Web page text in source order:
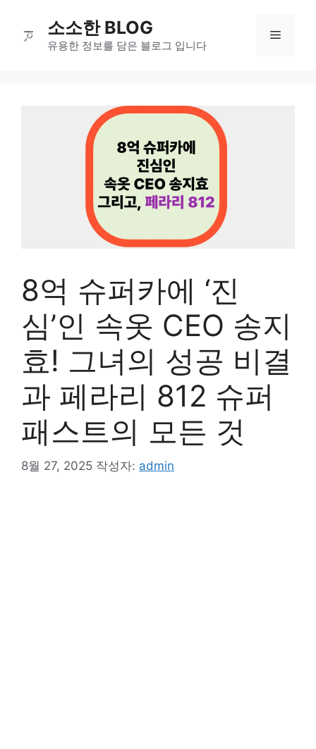
소소한 BLOG
유용한 정보를 담은 블로그 입니다
메
8억 슈퍼카에 ‘진
심’인 속옷 CEO 송지
효! 그녀의 성공 비결
과 페라리 812 슈퍼
패스트의 모든 것
8월 27, 2025 작성자: admin